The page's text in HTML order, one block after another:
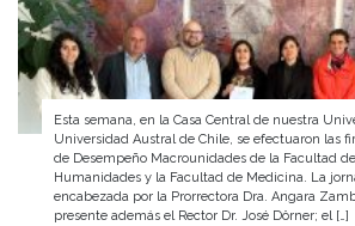
Esta semana, en la Casa Central de nuestra
Universidad Austral de Chile, se efectuaron las
de Desempeño Macrounidades de la Facultad
Humanidades y la Facultad de Medicina. La
encabezada por la Prorrectora Dra. Angara
presente además el Rector Dr. José Dörner; el […]